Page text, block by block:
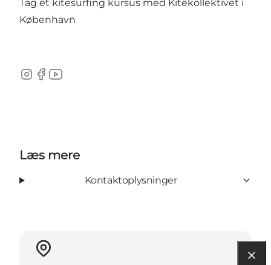
Tag et kitesurfing kursus med Kitekollektivet i
København
Instagram
Facebook
YouTube
Læs mere
Kontaktoplysninger